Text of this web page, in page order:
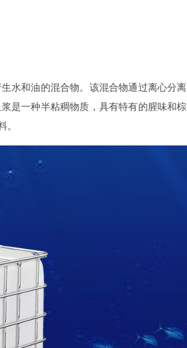
水和油的混合物。该混合物通过离心分离
是一种半粘稠物质，具有特有的腥味和棕
。